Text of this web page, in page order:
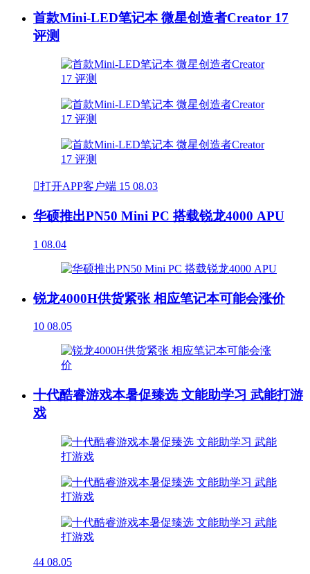
首款Mini-LED笔记本 微星创造者Creator 17
评测
打开APP客户端 15 08.03
华硕推出PN50 Mini PC 搭载锐龙4000 APU
1 08.04
锐龙4000H供货紧张 相应笔记本可能会涨价
10 08.05
十代酷睿游戏本暑促臻选 文能助学习 武能打游
戏
44 08.05